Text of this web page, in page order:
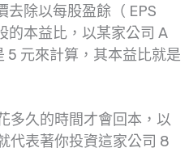
去除以每股盈餘（ EPS
的本益比，以某家公司 A
5 元來計算，其本益比就是
多久的時間才會回本，以
代表著你投資這家公司 8